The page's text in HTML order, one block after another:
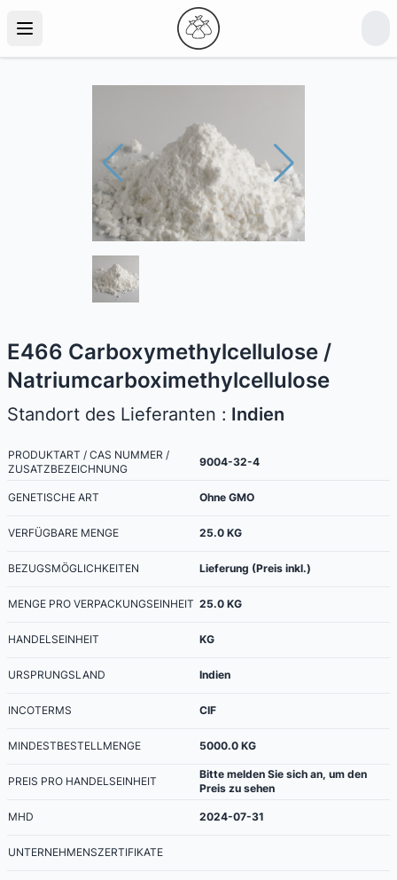
E466 Carboxymethylcellulose /
Natriumcarboximethylcellulose
Standort des Lieferanten : Indien
PRODUKTART / CAS NUMMER /
ZUSATZBEZEICHNUNG
9004-32-4
GENETISCHE ART Ohne GMO
VERFÜGBARE MENGE 25.0 KG
BEZUGSMÖGLICHKEITEN Lieferung (Preis inkl.)
MENGE PRO VERPACKUNGSEINHEIT 25.0 KG
HANDELSEINHEIT KG
URSPRUNGSLAND Indien
INCOTERMS CIF
MINDESTBESTELLMENGE 5000.0 KG
PREIS PRO HANDELSEINHEIT
Bitte melden Sie sich an, um den
Preis zu sehen
MHD 2024-07-31
UNTERNEHMENSZERTIFIKATE